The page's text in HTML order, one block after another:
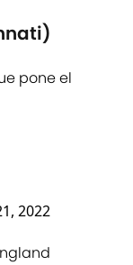
pone el
2022